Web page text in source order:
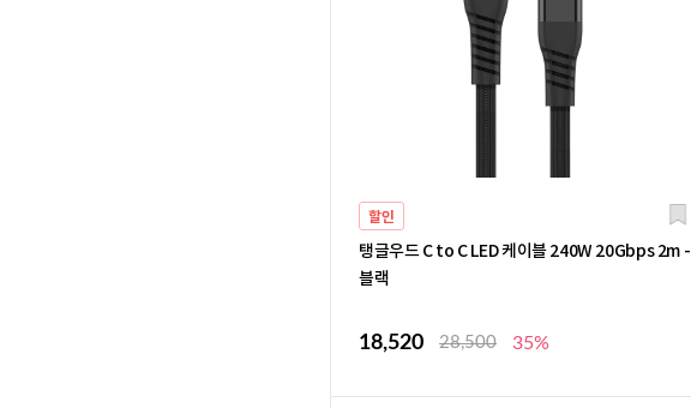
할인
탱글우드 C to C LED 케이블 240W 20Gbps 2m -
블랙
18,520 28,500 35%